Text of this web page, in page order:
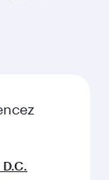
vers
York avec